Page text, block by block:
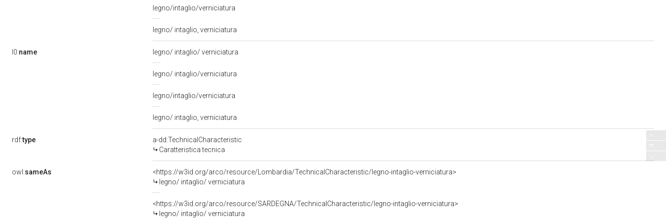
legno/intaglio/verniciatura
legno/ intaglio, verniciatura
l0:name legno/ intaglio/ verniciatura
legno/ intaglio/verniciatura
legno/intaglio/verniciatura
legno/ intaglio, verniciatura
rdf:type
a-dd:TechnicalCharacteristic
Caratteristica tecnica
owl:sameAs
<https://w3id.org/arco/resource/Lombardia/TechnicalCharacteristic/legno-intaglio-verniciatura>
legno/ intaglio/ verniciatura
<https://w3id.org/arco/resource/SARDEGNA/TechnicalCharacteristic/legno-intaglio-verniciatura>
legno/ intaglio/ verniciatura